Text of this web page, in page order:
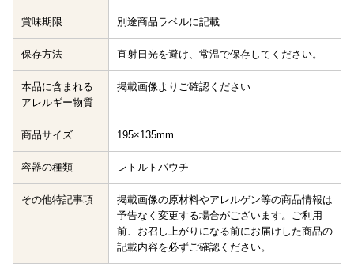
賞味期限 別途商品ラベルに記載
保存方法 直射日光を避け、常温で保存してください。
本品に含まれる
アレルギー物質
掲載画像よりご確認ください
商品サイズ 195×135mm
容器の種類 レトルトパウチ
その他特記事項
掲載画像の原材料やアレルゲン等の商品情報は
予告なく変更する場合がございます。ご利用
前、お召し上がりになる前にお届けした商品の
記載内容を必ずご確認ください。